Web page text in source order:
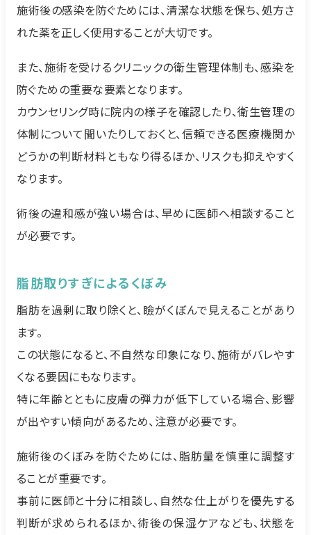
施術後の感染を防ぐためには、清潔な状態を保ち、処方さ
れた薬を正しく使用することが大切です。
また、施術を受けるクリニックの衛生管理体制も、感染を
防ぐための重要な要素となります。
カウンセリング時に院内の様子を確認したり、衛生管理の
体制について聞いたりしておくと、信頼できる医療機関か
どうかの判断材料ともなり得るほか、リスクも抑えやすく
なります。
術後の違和感が強い場合は、早めに医師へ相談すること
が必要です。
脂肪取りすぎによるくぼみ
脂肪を過剰に取り除くと、瞼がくぼんで見えることがあり
ます。
この状態になると、不自然な印象になり、施術がバレやす
くなる要因にもなります。
特に年齢とともに皮膚の弾力が低下している場合、影響
が出やすい傾向があるため、注意が必要です。
施術後のくぼみを防ぐためには、脂肪量を慎重に調整す
ることが重要です。
事前に医師と十分に相談し、自然な仕上がりを優先する
判断が求められるほか、術後の保湿ケアなども、状態を